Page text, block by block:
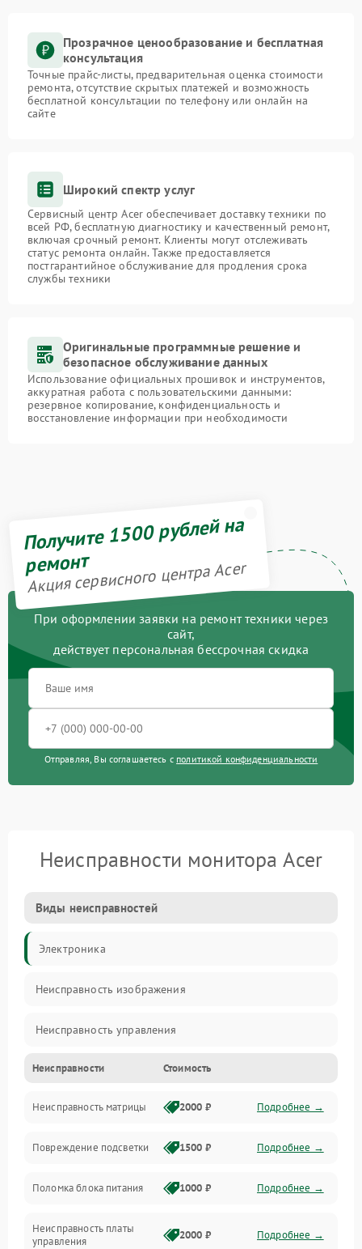
Прозрачное ценообразование и бесплатная
консультация
Точные прайс-листы, предварительная оценка стоимости
ремонта, отсутствие скрытых платежей и возможность
бесплатной консультации по телефону или онлайн на
сайте
Широкий спектр услуг
Сервисный центр Acer обеспечивает доставку техники по
всей РФ, бесплатную диагностику и качественный ремонт,
включая срочный ремонт. Клиенты могут отслеживать
статус ремонта онлайн. Также предоставляется
постгарантийное обслуживание для продления срока
службы техники
Оригинальные программные решение и
безопасное обслуживание данных
Использование официальных прошивок и инструментов,
аккуратная работа с пользовательскими данными:
резервное копирование, конфиденциальность и
восстановление информации при необходимости
Получите 1500 рублей на
ремонт
Акция сервисного центра Acer
При оформлении заявки на ремонт техники через
сайт,
действует персональная бессрочная скидка
Отправляя, Вы соглашаетесь с политикой конфиденциальности
Неисправности монитора Acer
Виды неисправностей
Электроника
Неисправность изображения
Неисправность управления
Неисправность интерфейсов
Прочие неисправности
Неисправность звука
Механические повреждения
Неисправности Стоимость
Неисправность матрицы 2000 ₽ Подробнее →
Повреждение подсветки 1500 ₽ Подробнее →
Поломка блока питания 1000 ₽ Подробнее →
Неисправность платы
управления
2000 ₽ Подробнее →